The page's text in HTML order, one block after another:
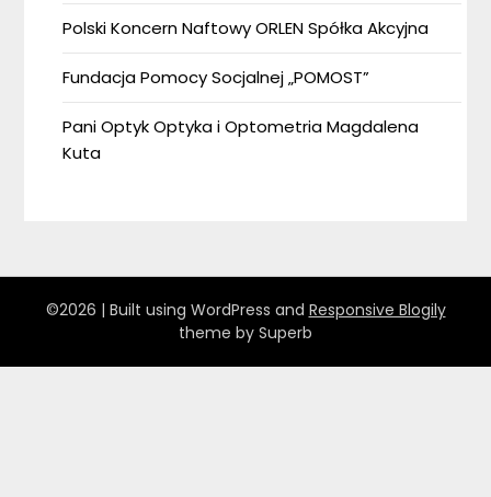
Polski Koncern Naftowy ORLEN Spółka Akcyjna
Fundacja Pomocy Socjalnej „POMOST”
Pani Optyk Optyka i Optometria Magdalena
Kuta
©2026 | Built using WordPress and Responsive Blogily
theme by Superb